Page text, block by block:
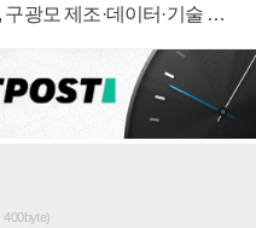
구광모 제조·데이터·기술 결